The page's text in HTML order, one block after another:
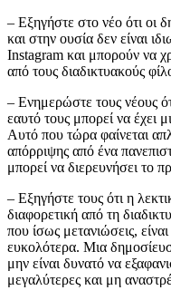
– Εξηγήστε στο νέο ότι οι
και στην ουσία δεν είναι
Instagram και μπορούν να
από τους διαδικτυακούς
– Ενημερώστε τους νέους
εαυτό τους μπορεί να έχει
Αυτό που τώρα φαίνεται
απόρριψης από ένα
μπορεί να διερευνήσει το
– Εξηγήστε τους ότι η
διαφορετική από τη
που ίσως μετανιώσεις,
ευκολότερα. Μια
μην είναι δυνατό να
μεγαλύτερες και μη